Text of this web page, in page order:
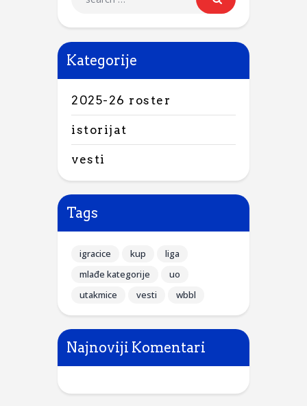
Kategorije
2025-26 roster
istorijat
vesti
Tags
igracice kup
liga
mlađe kategorije
uo
utakmice
vesti wbbl
Najnoviji Komentari